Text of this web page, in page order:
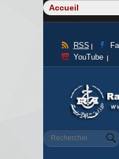
RSS
YouTube
Formulaire
Rechercher